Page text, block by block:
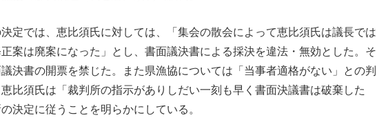
定では、恵比須氏に対しては、「集会の散会によって恵比須氏は議長では
案は廃案になった」とし、書面議決書による採決を違法・無効とした。そ
決書の開票を禁じた。また県漁協については「当事者適格がない」との判
比須氏は「裁判所の指示がありしだい一刻も早く書面決議書は破棄した
決定に従うことを明らかにしている。